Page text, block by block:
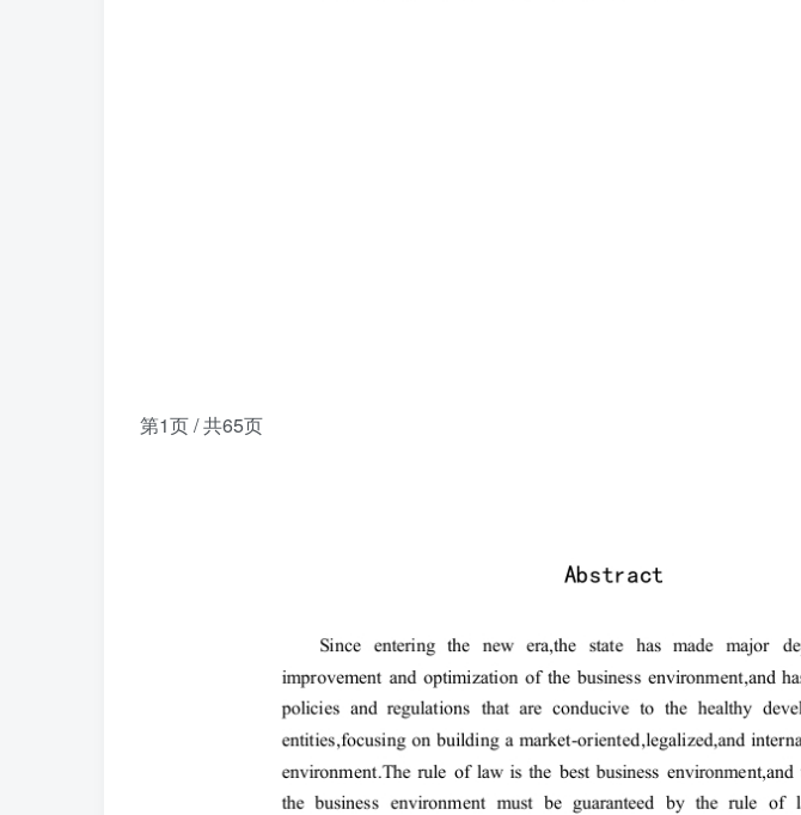
第1页 / 共65页